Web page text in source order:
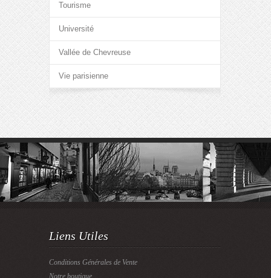
Tourisme
Université
Vallée de Chevreuse
Vie parisienne
Liens Utiles
Conditions Générales de Vente
Notre boutique